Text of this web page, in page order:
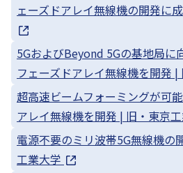
ェーズドアレイ無線機の開発に
5GおよびBeyond 5Gの基地局に
フェーズドアレイ無線機を開発
超高速ビームフォーミングが可
アレイ無線機を開発 | 旧・東京
電源不要のミリ波帯5G無線機の
工業大学